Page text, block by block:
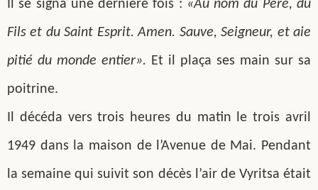
Il se signa une dernière fois : «Au nom du Père, du
Fils et du Saint Esprit. Amen. Sauve, Seigneur, et aie
pitié du monde entier». Et il plaça ses main sur sa
poitrine.
Il décéda vers trois heures du matin le trois avril
1949 dans la maison de l’Avenue de Mai. Pendant
la semaine qui suivit son décès l’air de Vyritsa était